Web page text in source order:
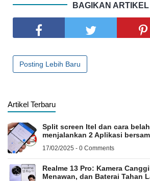
BAGIKAN ARTIKEL
Posting Lebih Baru
Artikel Terbaru
Split screen Itel dan cara
menjalankan 2 Aplikasi
17/02/2025 - 0 Comments
Realme 13 Pro: Kamera
Menawan, dan Baterai Tahan